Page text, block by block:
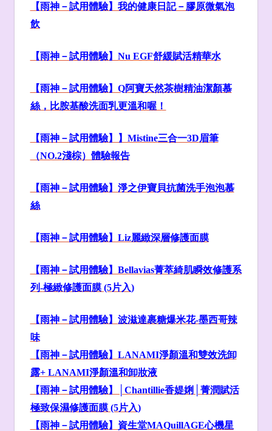
【雨神－試用體驗】我的健康日記－膠原微氣泡
飲
【雨神－試用體驗】Nu EGF舒緩賦活精華水
【雨神－試用體驗】Q阿寶天然茶樹精油潔顏慕
絲，比胺基酸洗面乳更溫和喔！
【雨神－試用體驗】】Mistine三合一3D眉筆
（NO.2淺棕）體驗報告
【雨神－試用體驗】淨之伊寶貝抗菌洗手泡泡慕
絲
【雨神－試用體驗】Liz麗緻深層修護面膜
【雨神－試用體驗】Bellavias菁萃綺肌瞬效修護系
列-極緻修護面膜 (5片入)
【雨神－試用體驗】 波滋達裹糖爆米花-墨西哥辣
味
【雨神－試用體驗】LANAMI淨顏溫和雙效洗卸
露+ LANAMI淨顏溫和卸妝液
【雨神－試用體驗】│Chantillie香媞娳│ 菁潤賦活
極致保濕修護面膜 (5片入)
【雨神－試用體驗】資生堂MAQuillAGE心機星